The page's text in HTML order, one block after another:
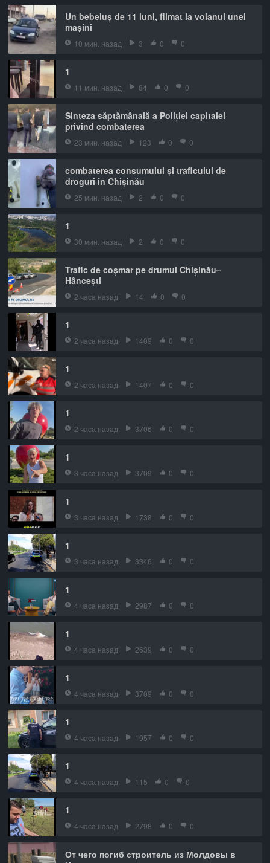
Un bebeluș de 11 luni, filmat la volanul unei
mașini
10 мин. назад 3 0 0
1
11 мин. назад 84 0 0
Sinteza săptămânală a Poliției capitalei
privind combaterea
23 мин. назад 123 0 0
combaterea consumului și traficului de
droguri în Chișinău
25 мин. назад 2 0 0
1
30 мин. назад 2 0 0
Trafic de coșmar pe drumul Chișinău–
Hâncești
2 часа назад 14 0 0
1
2 часа назад 1409 0 0
1
2 часа назад 1407 0 0
1
2 часа назад 3706 0 0
1
3 часа назад 3709 0 0
1
3 часа назад 1738 0 0
1
3 часа назад 3346 0 0
1
4 часа назад 2987 0 0
1
4 часа назад 2639 0 0
1
4 часа назад 3709 0 0
1
4 часа назад 1957 0 0
1
4 часа назад 115 0 0
1
4 часа назад 2798 0 0
От чего погиб строитель из Молдовы в